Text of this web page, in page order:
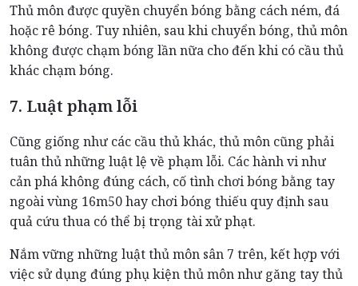
Thủ môn được quyền chuyển bóng bằng cách ném, đá
hoặc rê bóng. Tuy nhiên, sau khi chuyển bóng, thủ môn
không được chạm bóng lần nữa cho đến khi có cầu thủ
khác chạm bóng.
7. Luật phạm lỗi
Cũng giống như các cầu thủ khác, thủ môn cũng phải
tuân thủ những luật lệ về phạm lỗi. Các hành vi như
cản phá không đúng cách, cố tình chơi bóng bằng tay
ngoài vùng 16m50 hay chơi bóng thiếu quy định sau
quả cứu thua có thể bị trọng tài xử phạt.
Nắm vững những luật thủ môn sân 7 trên, kết hợp với
việc sử dụng đúng phụ kiện thủ môn như găng tay thủ